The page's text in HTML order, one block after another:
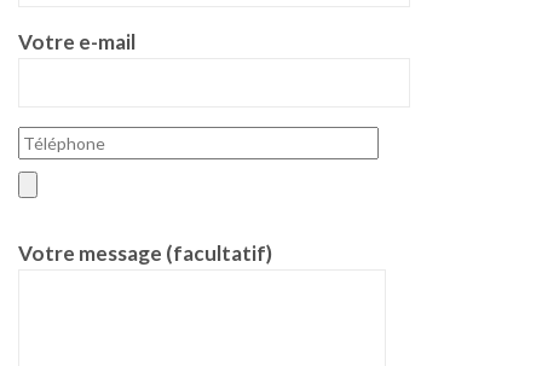
Votre e-mail
Votre message (facultatif)